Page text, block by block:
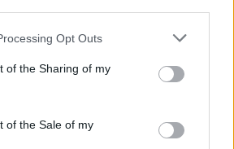
website/app uses one or more Google
or usage behaviour. You may click to
to Google and its third-party tags to
specified purposes in below Google
Opt Outs
of the Sharing of my
of the Sale of my